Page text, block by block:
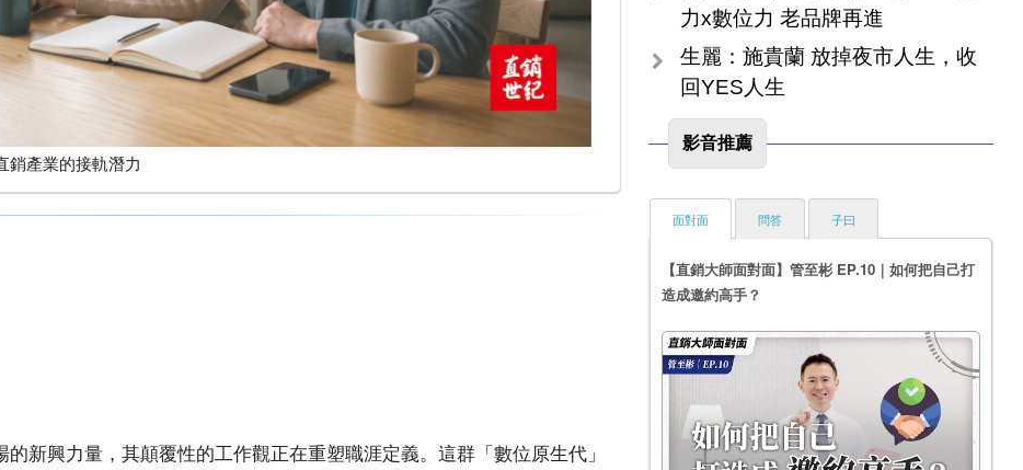
Z 世代工作觀與直銷產業的接軌潛力
新興力量，其顛覆性的工作觀正在重塑職涯定義。這群「數位原生代」
力x數位力 老品牌再進
生麗：施貴蘭 放掉夜市人生，收
回YES人生
影音推薦
面對面
【直銷大師面對面】管至彬 EP.10｜如何把自己打
造成邀約高手？
問答 子曰